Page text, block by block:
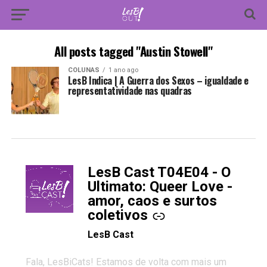
All posts tagged "Austin Stowell"
COLUNAS 1 ano ago
LesB Indica | A Guerra dos Sexos – igualdade e
representatividade nas quadras
LesB Cast T04E04 - O
Ultimato: Queer Love -
amor, caos e surtos
coletivos
-
LesB Cast
Fala, LesBiCats! Estamos de volta com mais um